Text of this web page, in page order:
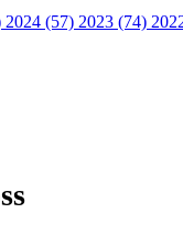
2024 (57) 2023 (74)